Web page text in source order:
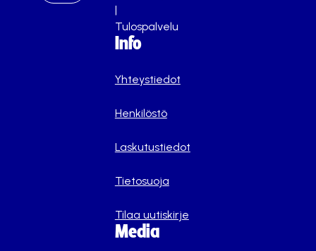
|
Tulospalvelu
Info
Yhteystiedot
Henkilöstö
Laskutustiedot
Tietosuoja
Tilaa uutiskirje
Media